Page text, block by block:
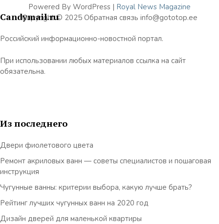
Candymail.ru
Российский информационно-новостной портал.
При использовании любых материалов ссылка на сайт
обязательна.
Из последнего
Двери фиолетового цвета
Ремонт акриловых ванн — советы специалистов и пошаговая
инструкция
Чугунные ванны: критерии выбора, какую лучше брать?
Рейтинг лучших чугунных ванн на 2020 год
Дизайн дверей для маленькой квартиры
Powered By WordPress | Royal News Magazine
Copyright © 2025 Обратная связь info@gototop.ee